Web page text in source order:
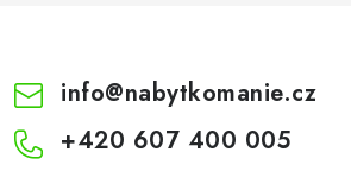
info@nabytkomanie.cz
+420 607 400 005